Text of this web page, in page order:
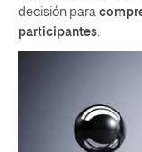
decisión para
participantes